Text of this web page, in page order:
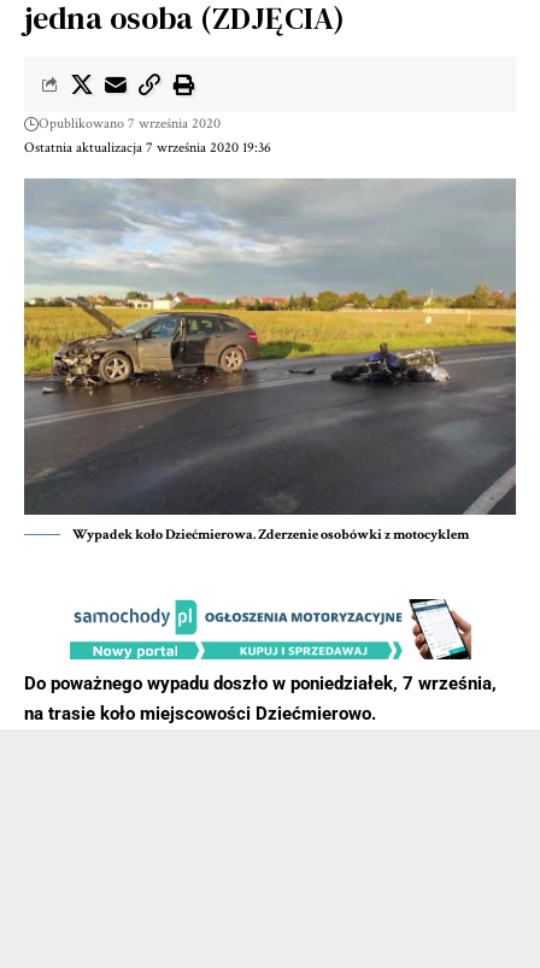
jedna osoba (ZDJĘCIA)
Ostatnia aktualizacja 7 września 2020 19:36
Opublikowano 7 września 2020
Wypadek koło Dziećmierowa. Zderzenie osobówki z motocyklem
Do poważnego wypadu doszło w poniedziałek, 7 września,
na trasie koło miejscowości Dziećmierowo.